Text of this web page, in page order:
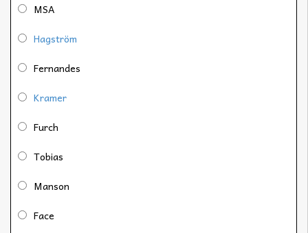
MSA
Hagström
Fernandes
Kramer
Furch
Tobias
Manson
Face